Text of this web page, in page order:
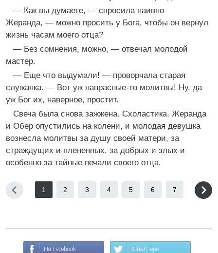
— Как вы думаете, — спросила наивно
Жеранда, — можно просить у Бога, чтобы он вернул
жизнь часам моего отца?
— Без сомнения, можно, — отвечал молодой
мастер.
— Еще что выдумали! — проворчала старая
служанка. — Вот уж напрасные-то молитвы! Ну, да
уж Бог их, наверное, простит.
Свеча была снова зажжена. Схоластика, Жеранда
и Обер опустились на колени, и молодая девушка
вознесла молитвы за душу своей матери, за
страждущих и плененных, за добрых и злых и
особенно за тайные печали своего отца.
1 2 3 4 5 6 7
На Facebook В Твиттере